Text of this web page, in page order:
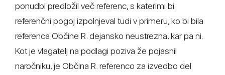
ponudbi predložil več referenc, s katerimi bi
referenčni pogoj izpolnjeval tudi v primeru, ko bi bila
referenca Občine R. dejansko neustrezna, kar pa ni.
Kot je vlagatelj na podlagi poziva že pojasnil
naročniku, je Občina R. referenco za izvedbo del